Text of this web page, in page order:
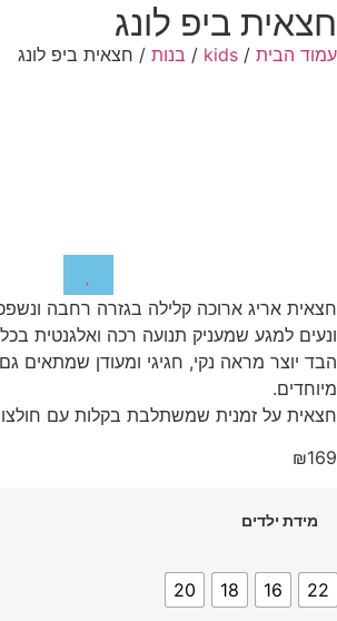
חצאית ביפ לונג
עמוד הבית /
kids
/ בנות / חצאית ביפ לונג
חצאית אריג ארוכה קלילה בגזרה רחבה
ונעים למגע שמעניק תנועה רכה ואלגנטית
הבד יוצר מראה נקי, חגיגי ומעודן שמתאים גם
מיוחדים.
חצאית על זמנית שמשתלבת בקלות עם
₪169
מידת ילדים
22
16
18
20